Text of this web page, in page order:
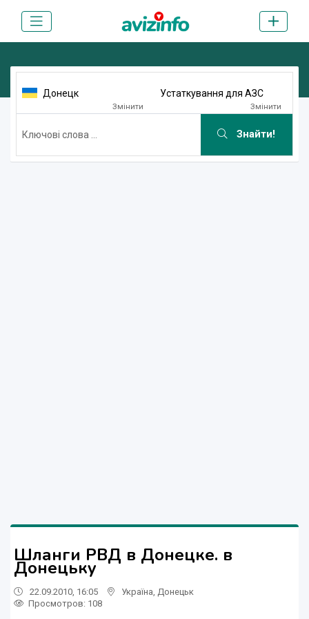
Донецк
Змінити
Устаткування для АЗС
Змінити
Знайти!
Шланги РВД в Донецке. в
Донецьку
22.09.2010, 16:05 Україна Донецьк
Просмотров: 108